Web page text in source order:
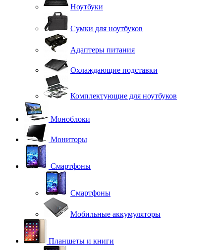
Ноутбуки
Сумки для ноутбуков
Адаптеры питания
Охлаждающие подставки
Комплектующие для ноутбуков
Моноблоки
Мониторы
Смартфоны
Смартфоны
Мобильные аккумуляторы
Планшеты и книги